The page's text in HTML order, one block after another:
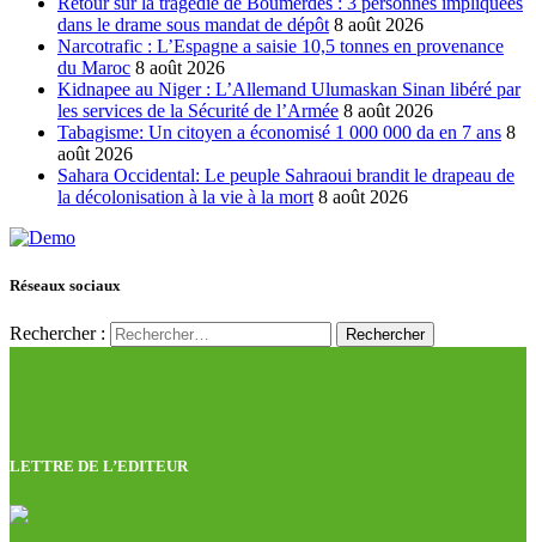
dans le drame sous mandat de dépôt 8 août 2026
Narcotrafic : L’Espagne a saisie 10,5 tonnes en provenance
du Maroc 8 août 2026
Kidnapee au Niger : L’Allemand Ulumaskan Sinan libéré par
les services de la Sécurité de l’Armée 8 août 2026
Tabagisme: Un citoyen a économisé 1 000 000 da en 7 ans 8
août 2026
Sahara Occidental: Le peuple Sahraoui brandit le drapeau de
la décolonisation à la vie à la mort 8 août 2026
Réseaux sociaux
Rechercher :
LETTRE DE L’EDITEUR